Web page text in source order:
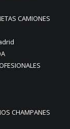
CAMIONES
CHAMPANES